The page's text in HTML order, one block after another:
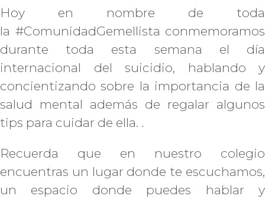
Hoy en nombre de toda
la #ComunidadGemellista conmemoramos
durante toda esta semana el día
internacional del suicidio, hablando y
concientizando sobre la importancia de la
salud mental además de regalar algunos
tips para cuidar de ella. .
Recuerda que en nuestro colegio
encuentras un lugar donde te escuchamos,
un espacio donde puedes hablar y